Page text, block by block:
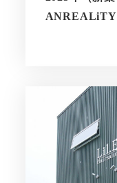
ANREALiTY